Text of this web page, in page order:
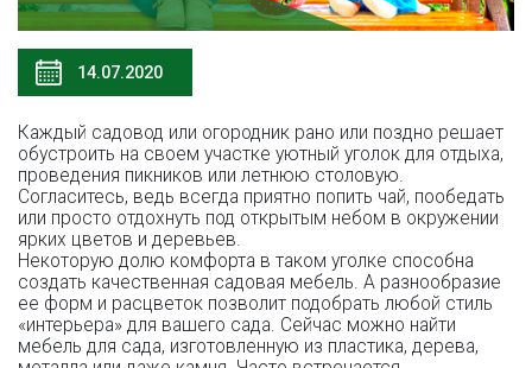
14.07.2020
Каждый садовод или огородник рано или поздно решает
обустроить на своем участке уютный уголок для отдыха,
проведения пикников или летнюю столовую.
Согласитесь, ведь всегда приятно попить чай, пообедать
или просто отдохнуть под открытым небом в окружении
ярких цветов и деревьев.
Некоторую долю комфорта в таком уголке способна
создать качественная садовая мебель. А разнообразие
ее форм и расцветок позволит подобрать любой стиль
«интерьера» для вашего сада. Сейчас можно найти
мебель для сада, изготовленную из пластика, дерева,